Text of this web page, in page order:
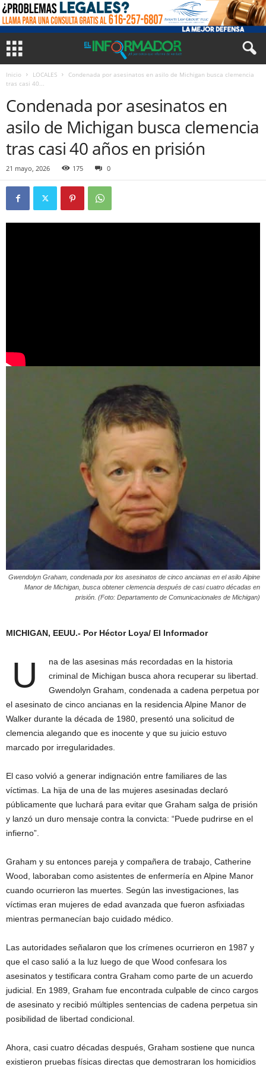
Inicio LOCALES
Condenada por asesinatos en asilo de Michigan busca clemencia
tras casi 40...
Condenada por asesinatos en
asilo de Michigan busca clemencia
tras casi 40 años en prisión
21 mayo, 2026 175 0
Gwendolyn Graham, condenada por los asesinatos de cinco ancianas en el asilo Alpine
Manor de Michigan, busca obtener clemencia después de casi cuatro décadas en
prisión. (Foto: Departamento de Comunicacionales de Michigan)
MICHIGAN, EEUU.- Por Héctor Loya/ El Informador
U
na de las asesinas más recordadas en la historia
criminal de Michigan busca ahora recuperar su libertad.
Gwendolyn Graham, condenada a cadena perpetua por
el asesinato de cinco ancianas en la residencia Alpine Manor de
Walker durante la década de 1980, presentó una solicitud de
clemencia alegando que es inocente y que su juicio estuvo
marcado por irregularidades.
El caso volvió a generar indignación entre familiares de las
víctimas. La hija de una de las mujeres asesinadas declaró
públicamente que luchará para evitar que Graham salga de prisión
y lanzó un duro mensaje contra la convicta: “Puede pudrirse en el
infierno”.
Graham y su entonces pareja y compañera de trabajo, Catherine
Wood, laboraban como asistentes de enfermería en Alpine Manor
cuando ocurrieron las muertes. Según las investigaciones, las
víctimas eran mujeres de edad avanzada que fueron asfixiadas
mientras permanecían bajo cuidado médico.
Las autoridades señalaron que los crímenes ocurrieron en 1987 y
que el caso salió a la luz luego de que Wood confesara los
asesinatos y testificara contra Graham como parte de un acuerdo
judicial. En 1989, Graham fue encontrada culpable de cinco cargos
de asesinato y recibió múltiples sentencias de cadena perpetua sin
posibilidad de libertad condicional.
Ahora, casi cuatro décadas después, Graham sostiene que nunca
existieron pruebas físicas directas que demostraran los homicidios